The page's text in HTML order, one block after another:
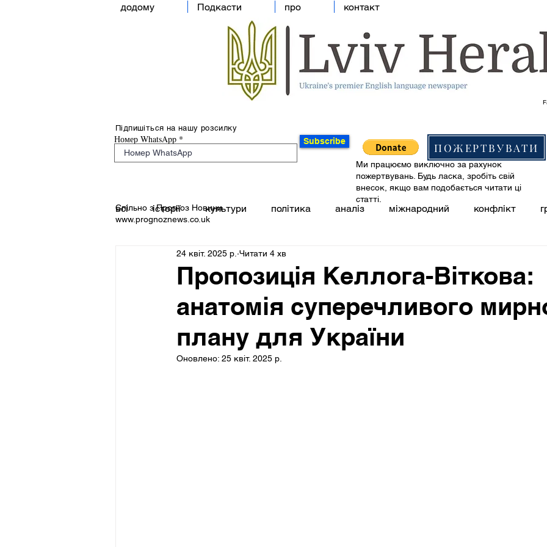
додому Подкасти про контакт
Підпишіться на нашу розсилку
Номер WhatsApp Subscribe ПОЖЕРТВУВАТИ
Спільно з Прогноз Новини
www.prognoznews.co.uk
Ми працюємо виключно за рахунок
пожертвувань. Будь ласка, зробіть свій
внесок, якщо вам подобається читати ці
статті.
всі історії культури політика аналіз міжнародний конфлікт
Пропозиція Келлога-Віткова:
анатомія суперечливого
плану для України
24 квіт. 2025 р. Читати 4 хв
Оновлено: 25 квіт. 2025 р.